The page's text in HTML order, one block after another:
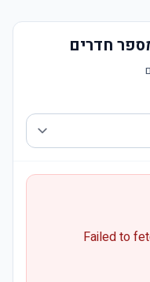
חדרים
Failed to